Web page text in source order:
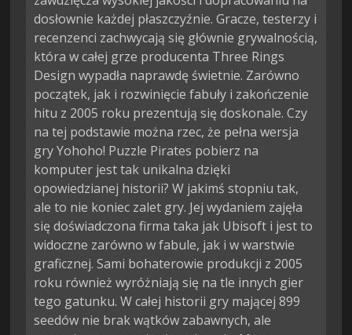
dosłownie każdej płaszczyźnie. Gracze, testerzy i
recenzenci zachwycają się głównie grywalnością,
która w całej grze producenta Three Rings
Design wypadła naprawdę świetnie. Zarówno
początek, jak i rozwinięcie fabuły i zakończenie
hitu z 2005 roku prezentują się doskonale. Czy
na tej podstawie można rzec, że pełna wersja
gry Yohoho! Puzzle Pirates pobierz na
komputer jest tak unikalna dzięki
opowiedzianej historii? W jakimś stopniu tak,
ale to nie koniec zalet gry. Jej wydaniem zajęła
się doświadczona firma taka jak Ubisoft i jest to
widoczne zarówno w fabule, jak i w warstwie
graficznej. Sami bohaterowie produkcji z 2005
roku również wyróżniają się na tle innych gier
tego gatunku. W całej historii gry mającej 899
seedów nie brak wątków zabawnych, ale